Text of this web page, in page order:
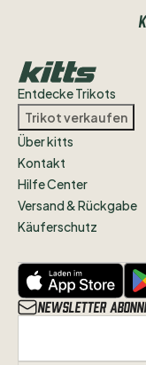
Entdecke Trikots
Trikot verkaufen
Über kitts
Kontakt
Hilfe Center
Versand & Rückgabe
Käuferschutz
Newsletter